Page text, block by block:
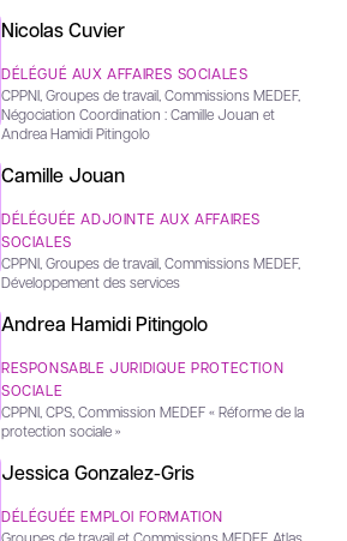
CPPNI, Groupes de travail, Commissions MEDEF,
Négociation Coordination : Camille Jouan et
Andrea Hamidi Pitingolo
Nicolas Cuvier
DÉLÉGUÉ AUX AFFAIRES SOCIALES
CPPNI, Groupes de travail, Commissions MEDEF,
Développement des services
Camille Jouan
DÉLÉGUÉE ADJOINTE AUX AFFAIRES
SOCIALES
CPPNI, CPS, Commission MEDEF « Réforme de la
protection sociale »
Andrea Hamidi Pitingolo
RESPONSABLE JURIDIQUE PROTECTION
SOCIALE
Jessica Gonzalez-Gris
DÉLÉGUÉE EMPLOI FORMATION